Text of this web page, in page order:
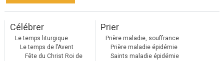
Célébrer
Le temps liturgique
Le temps de l’Avent
Fête du Christ Roi de
Prier
Prière maladie, souffrance
Prière maladie épidémie
Saints maladie épidémie